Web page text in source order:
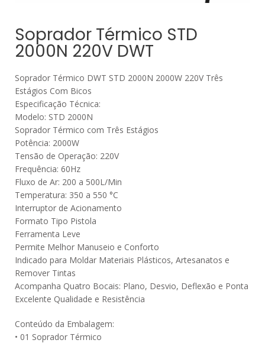
Soprador Térmico STD
2000N 220V DWT
Soprador Térmico DWT STD 2000N 2000W 220V Três
Estágios Com Bicos
Especificação Técnica:
Modelo: STD 2000N
Soprador Térmico com Três Estágios
Potência: 2000W
Tensão de Operação: 220V
Frequência: 60Hz
Fluxo de Ar: 200 a 500L/Min
Temperatura: 350 a 550 °C
Interruptor de Acionamento
Formato Tipo Pistola
Ferramenta Leve
Permite Melhor Manuseio e Conforto
Indicado para Moldar Materiais Plásticos, Artesanatos e
Remover Tintas
Acompanha Quatro Bocais: Plano, Desvio, Deflexão e Ponta
Excelente Qualidade e Resistência
Conteúdo da Embalagem:
• 01 Soprador Térmico